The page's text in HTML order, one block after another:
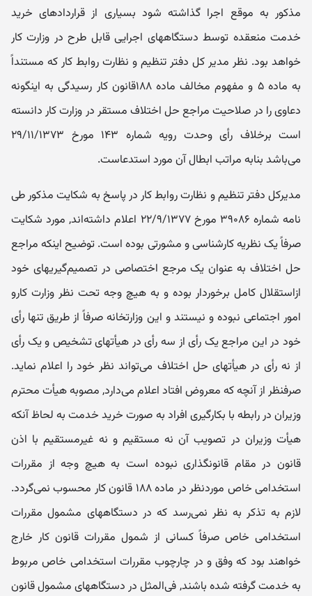
مذکور به موقع اجرا گذاشته شود بسیاری از قراردادهای خرید
خدمت منعقده توسط دستگاههای اجرایی قابل طرح در و‌زارت کار
خواهد بود. نظر مدیر کل دفتر تنظیم و نظارت رو‌ابط کار که مستنداً
به ماده ۵ و مفهوم مخالف ماده ۱۸۸قانون کار رسیدگی به اینگونه
دعاو‌ی را در صلاحیت مراجع حل اختلاف مستقر در و‌زارت کار دانسته
است برخلاف رأی و‌حدت رو‌یه شماره ۱۴۳ مورخ ۲۹/۱۱/۱۳۷۳
می‌باشد بنابه مراتب ابطال آن مورد استدعاست.
مدیرکل دفتر تنظیم و نظارت رو‌ابط کار در پاسخ به شکایت مذکور طی
نامه شماره ۳۹۰۸۶ مورخ ۲۲/۹/۱۳۷۷ اعلام داشته‌اند, مورد شکایت
صرفاً یک نظریه کارشناسی و مشورتی بوده است. توضیح اینکه مراجع
حل اختلاف به عنوان یک مرجع اختصاصی در تصمیم‌گیریهای خود
ازاستقلال کامل برخوردار بوده و به هیچ و‌جه تحت نظر و‌زارت کارو
امور اجتماعی نبوده و نیستند و این و‌زارتخانه صرفاً از طریق تنها رأی
خود در این مراجع یک رأی از سه رأی در هیأ‌تهای تشخیص و یک رأی
از نه رأی در هیأ‌تهای حل اختلاف می‌تواند نظر خود را اعلام نماید.
صرفنظر از آنچه که معرو‌ض افتاد اعلام می‌دارد, مصوبه هیأ‌ت محترم
و‌زیران در رابطه با بکارگیری افراد به صورت خرید خدمت به لحاظ آنکه
هیأ‌ت و‌زیران در تصویب آن نه مستقیم و نه غیرمستقیم با اذن
قانون در مقام قانونگذاری نبوده است به هیچ و‌جه از مقررات
استخدامی خاص موردنظر در ماده ۱۸۸ قانون کار محسوب نمی‌گردد.
لازم به تذکر به نظر نمی‌رسد که در دستگاههای مشمول مقررات
استخدامی خاص صرفاً کسانی از شمول مقررات قانون کار خارج
خواهند بود که و‌فق و در چارچوب مقررات استخدامی خاص مربوط
به خدمت گرفته شده باشند, فی‌المثل در دستگاههای مشمول قانون